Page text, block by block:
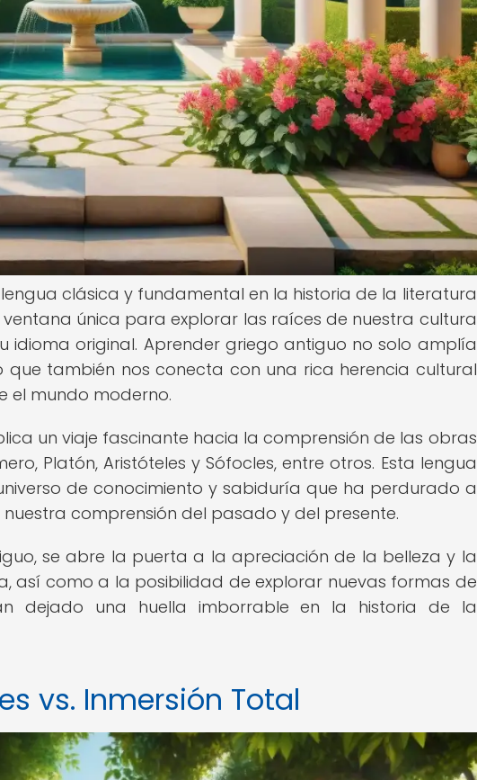
clásica y fundamental en la historia de la literatura
única para explorar las raíces de nuestra cultura
idioma original. Aprender griego antiguo no solo amplía
que también nos conecta con una rica herencia cultural
el mundo moderno.
un viaje fascinante hacia la comprensión de las obras
Platón, Aristóteles y Sófocles, entre otros. Esta lengua
de conocimiento y sabiduría que ha perdurado a
comprensión del pasado y del presente.
se abre la puerta a la apreciación de la belleza y la
así como a la posibilidad de explorar nuevas formas de
dejado una huella imborrable en la historia de la
vs. Inmersión Total